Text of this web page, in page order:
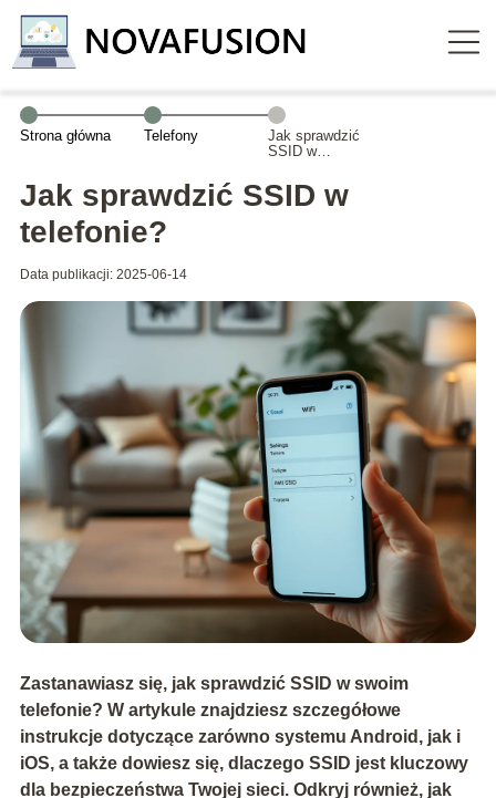
Strona główna Telefony
Jak sprawdzić
SSID w
Jak sprawdzić SSID w
telefonie?
Data publikacji: 2025-06-14
Zastanawiasz się, jak sprawdzić SSID w swoim
telefonie? W artykule znajdziesz szczegółowe
instrukcje dotyczące zarówno systemu Android, jak i
iOS, a także dowiesz się, dlaczego SSID jest kluczowy
dla bezpieczeństwa Twojej sieci. Odkryj również, jak